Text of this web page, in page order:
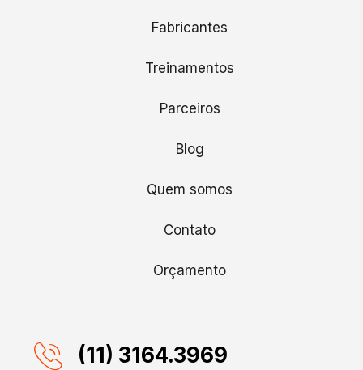
Fabricantes
Treinamentos
Parceiros
Blog
Quem somos
Contato
Orçamento
(11) 3164.3969